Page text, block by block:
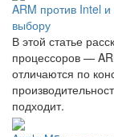
ARM против Intel
выбору
В этой статье
процессоров —
отличаются по
подходит.